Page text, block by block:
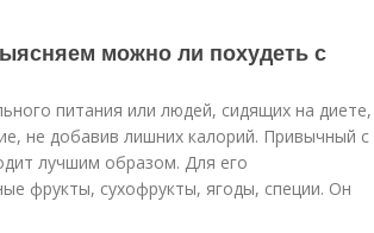
можно ли похудеть с
питания или людей, сидящих на диете,
не добавив лишних калорий. Привычный с
лучшим образом. Для его
фрукты, сухофрукты, ягоды, специи. Он